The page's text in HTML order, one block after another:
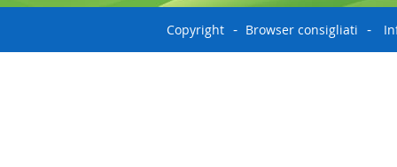
Copyright Browser consigliati